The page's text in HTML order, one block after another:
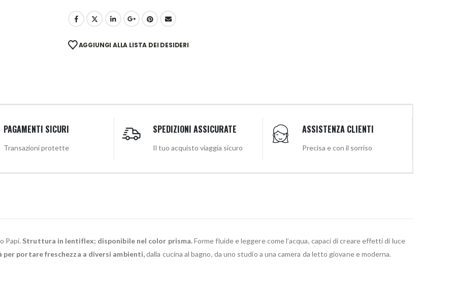
AGGIUNGI ALLA LISTA DEI DESIDERI
PAGAMENTI SICURI
Transazioni protette
SPEDIZIONI ASSICURATE
Il tuo acquisto viaggia sicuro
ASSISTENZA CLIENTI
Precisa e con il sorriso
Papi. Struttura in lentiflex; disponibile nel color prisma.Forme fluide e leggere come l’acqua, capaci di creare effetti di luce
per portare freschezza a diversi ambienti,dalla cucina al bagno, da uno studio a una camera da letto giovane e moderna.